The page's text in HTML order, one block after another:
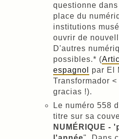
questionne
place du
institutions
ouvrir de
D'autres
possibles.* (
espagnol
par El
Transformador
gracias !).
Le numéro 558
titre sur sa
NUMÉRIQUE -